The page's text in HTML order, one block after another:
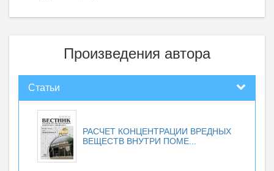
Произведения автора
Статьи
РАСЧЕТ КОНЦЕНТРАЦИИ ВРЕДНЫХ
ВЕЩЕСТВ ВНУТРИ ПОМЕ...